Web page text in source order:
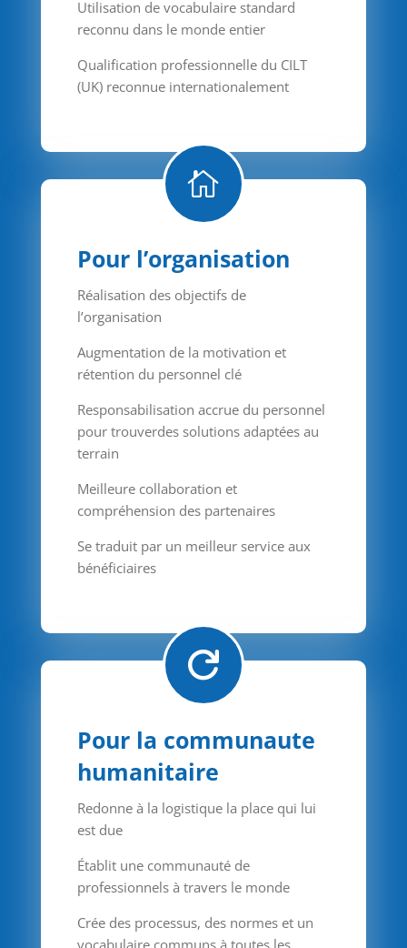
Utilisation de vocabulaire standard
reconnu dans le monde entier
Qualification professionnelle du CILT
(UK) reconnue internationalement

Pour l’organisation
Réalisation des objectifs de
l’organisation
Augmentation de la motivation et
rétention du personnel clé
Responsabilisation accrue du personnel
pour trouverdes solutions adaptées au
terrain
Meilleure collaboration et
compréhension des partenaires
Se traduit par un meilleur service aux
bénéficiaires

Pour la communaute
humanitaire
Redonne à la logistique la place qui lui
est due
Établit une communauté de
professionnels à travers le monde
Crée des processus, des normes et un
vocabulaire communs à toutes les